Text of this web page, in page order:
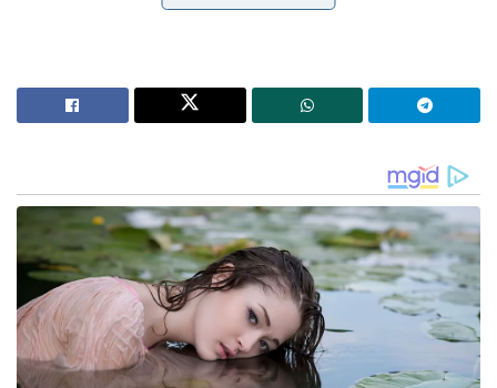
അപാർട്മെന്റിൽ നിന്ന് പൊക്കിയത് നാടകീയമായി!
അർജുൻ ആയങ്കി
അനുഷ്ഠാനകല പഠിക്കാൻ ഒരു പെൺകുട്ടിയെത്തുക
എന്ന അപൂർവതയായിരുന്നു പി.നന്ദകുമാറിനെ
ആകർഷിച്ചത് .അഞ്ചാം ക്ലാസിലെത്തിയപ്പോൾ
ആശാൻ ഇടയ്ക്ക കൈവശം നൽകി. കൂടെ സോപാന
സംഗീതവും പഠിച്ചു. ശാസ്ത്രീയ നൃത്തവും ചെണ്ടയിൽ
പഞ്ചാരിമേളവും അഭ്യസിച്ചു. അക്ഷരശ്ലോകത്തിലും
മലയാള – സംസ്കൃത പദ്യം ചൊല്ലലിലും പതിവായി
മത്സരിച്ചു.